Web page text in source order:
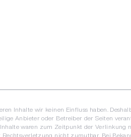
Inhalte wir keinen Einfluss haben.
Anbieter oder Betreiber der Seiten
waren zum Zeitpunkt der Verlinkung
nicht zumutbar. Bei